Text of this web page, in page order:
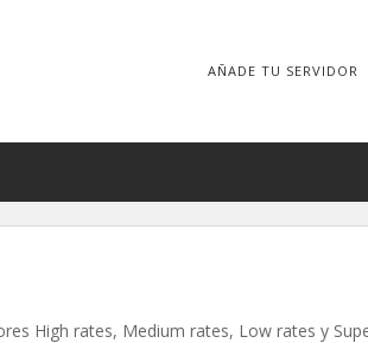
AÑADE TU SERVIDOR
High rates, Medium rates, Low rates y